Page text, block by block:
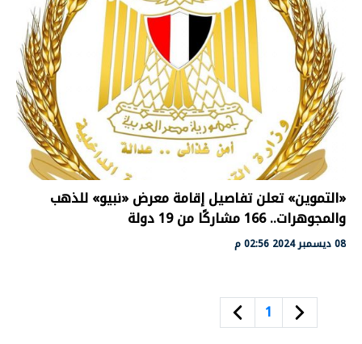
«التموين» تعلن تفاصيل إقامة معرض «نبيو» للذهب
والمجوهرات.. 166 مشاركًا من 19 دولة
08 ديسمبر 2024 02:56 م
1